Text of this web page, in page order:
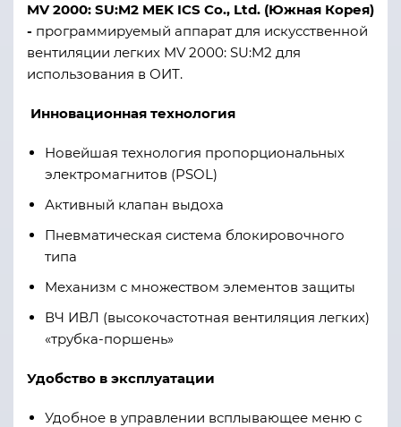
MV 2000: SU:M2 MEK ICS Co., Ltd. (Южная Корея)
- программируемый аппарат для искусственной
вентиляции легких MV 2000: SU:M2 для
использования в ОИТ.
Инновационная технология
Новейшая технология пропорциональных
электромагнитов (PSOL)
Активный клапан выдоха
Пневматическая система блокировочного
типа
Механизм с множеством элементов защиты
ВЧ ИВЛ (высокочастотная вентиляция легких)
«трубка-поршень»
Удобство в эксплуатации
Удобное в управлении всплывающее меню с